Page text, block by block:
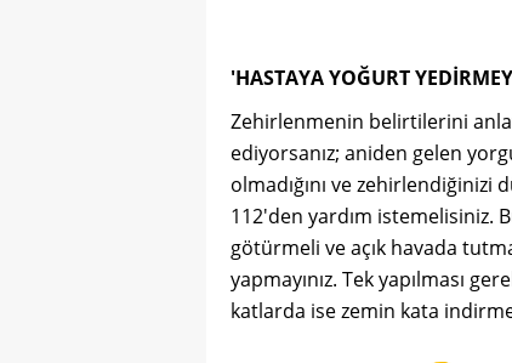
'HASTAYA YOĞURT
Zehirlenmenin belirtilerini
ediyorsanız; aniden gelen
olmadığını ve zehirlendiğinizi
112'den yardım istemelisiniz.
götürmeli ve açık havada
yapmayınız. Tek yapılması
katlarda ise zemin kata